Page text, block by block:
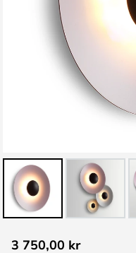
till
3 750,00 kr